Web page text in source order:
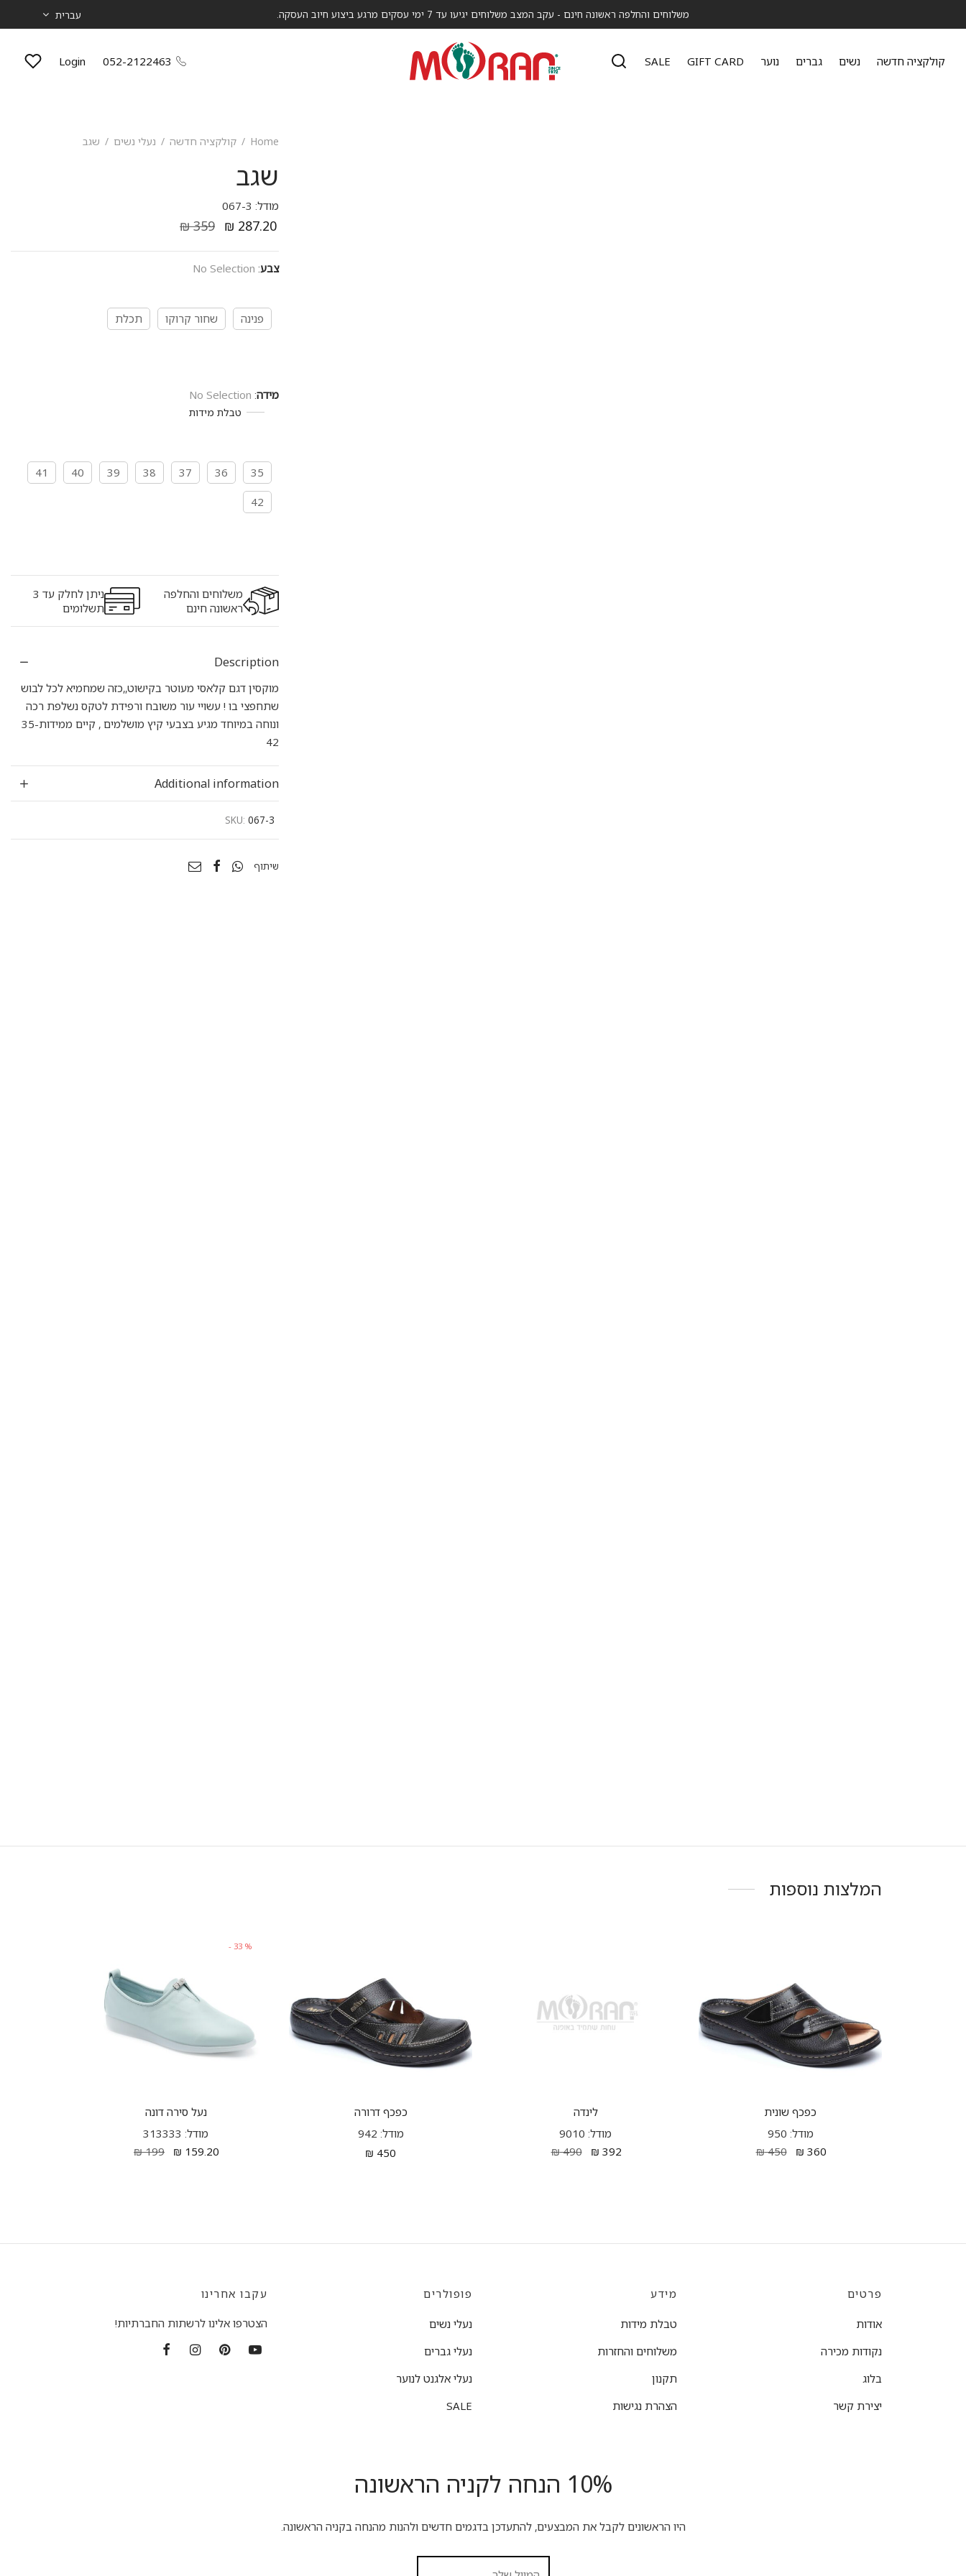
משלוחים והחלפה ראשונה חינם - עקב המצב משלוחים יגיעו עד 7 ימי עסקים מרגע ביצוע חיוב העסקה. עברית
קולקציה חדשה נשים גברים נוער GIFT CARD
SALE
052-2122463
Login
Home
/ קולקציה חדשה / נעלי נשים / שגב
שגב
מודל: 067-3
₪ 287.20
₪359
צבע:
No Selection
פנינה שחור קרוקו תכלת
מידה:
No Selection
טבלת מידות
35
36
37
38
39
40
41
42
משלוחים והחלפה
ראשונה חינם
ניתן לחלק עד 3
תשלומים
Description
מוקסין דגם קלאסי מעוטר בקישוט,,כזה שמחמיא לכל לבוש
שתחפצי בו ! עשויי עור משובח ורפידת לטקס נשלפת רכה
ונוחה במיוחד מגיע בצבעי קיץ מושלמים , קיים ממידות35-
42
Additional information
SKU: 067-3
שיתוף
המלצות נוספות
כפכף שונית
מודל: 950
₪ 360
₪450
לינדה
מודל: 9010
₪ 392
₪490
כפכף דרורה
מודל: 942
₪ 450
- 33 %
נעל סירה דונה
מודל: 313333
₪ 159.20
₪199
פרטים
אודות
נקודות מכירה
בלוג
יצירת קשר
מידע
טבלת מידות
משלוחים והחזרות
תקנון
הצהרת נגישות
פופולרים
נעלי נשים
נעלי גברים
נעלי אלגנט לנוער
SALE
עקבו אחרינו
הצטרפו אלינו לרשתות החברתיות!
10% הנחה לקניה הראשונה
היו הראשונים לקבל את המבצעים, להתעדכן בדגמים חדשים ולהנות מהנחה בקניה הראשונה.